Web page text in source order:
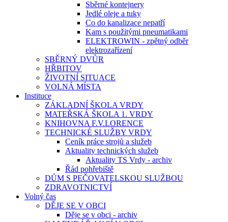
Sběrné kontejnery
Jedlé oleje a tuky
Co do kanalizace nepatří
Kam s použitými pneumatikami
ELEKTROWIN - zpětný odběr
elektrozařízení
SBĚRNÝ DVŮR
HŘBITOV
ŽIVOTNÍ SITUACE
VOLNÁ MÍSTA
Instituce
ZÁKLADNÍ ŠKOLA VRDY
MATEŘSKÁ ŠKOLA 1. VRDY
KNIHOVNA F.V.LORENCE
TECHNICKÉ SLUŽBY VRDY
Ceník práce strojů a služeb
Aktuality technických služeb
Aktuality TS Vrdy - archiv
Řád pohřebiště
DŮM S PEČOVATELSKOU SLUŽBOU
ZDRAVOTNICTVÍ
Volný čas
DĚJE SE V OBCI
Děje se v obci - archiv